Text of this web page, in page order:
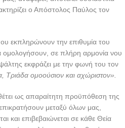
ο Απόστολος Παύλος τον
εκπληρώνουν την επιθυμία του
ομολογήσουν, σε πλήρη αρμονία νου
εκφράζει με την φωνή του τον
Τριάδα ομοούσιον και αχώριστον».
ως απαραίτητη προϋπόθεση της
μεταξύ όλων μας,
και επιβεβαιώνεται σε κάθε Θεία